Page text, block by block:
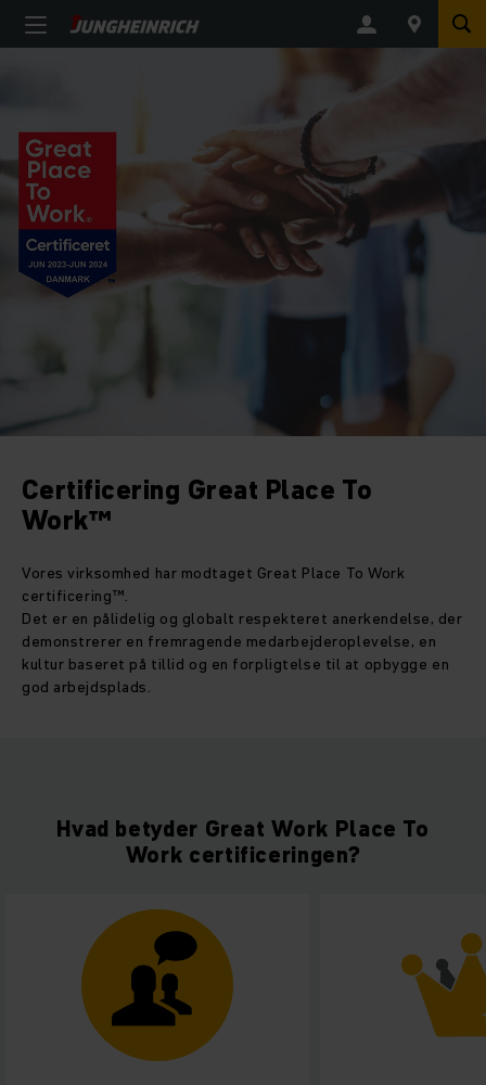
Certificering Great Place To
Work™
Vores virksomhed har modtaget Great Place To Work
certificering™.
Det er en pålidelig og globalt respekteret anerkendelse, der
demonstrerer en fremragende medarbejderoplevelse, en
kultur baseret på tillid og en forpligtelse til at opbygge en
god arbejdsplads.
Hvad betyder Great Work Place To
Work certificeringen?